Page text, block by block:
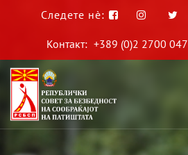
Следете нè:
Контакт: +389 (0)2 2700 047